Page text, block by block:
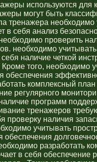
используются для
могут быть
тренажера необходимо
в себя анализ
проверить
необходимо
наличие четкой
Кроме того, необходимо
обеспечения
комплексный план
регулярного
программ
тренажеров
проверку наличия
учитывать
разработать
в себя обеспечение